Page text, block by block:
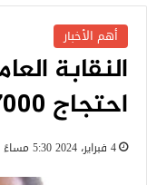
أهم الأخبار
النقابة
احتجاج 7000 عامل بشركه بالعبور
4 فبراير، 2024 5:30 مساءً